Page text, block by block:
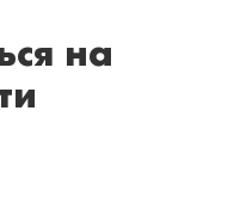
на